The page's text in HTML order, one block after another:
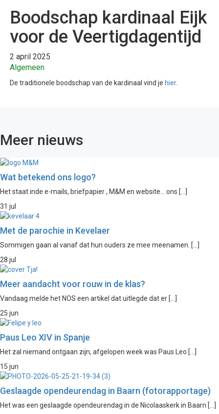
Boodschap kardinaal Eijk
voor de Veertigdagentijd
2 april 2025
Algemeen
De traditionele boodschap van de kardinaal vind je hier.
Meer nieuws
Wat betekend ons logo?
Het staat inde e-mails, briefpapier , M&M en website... ons […]
31 jul
Met de parochie in Kevelaer
Sommigen gaan al vanaf dat hun ouders ze mee meenamen. […]
28 jul
Meer aandacht voor rouw in de klas?
Vandaag melde het NOS een artikel dat uitlegde dat er […]
25 jun
Paus Leo XIV in Spanje
Het zal niemand ontgaan zijn, afgelopen week was Paus Leo […]
15 jun
Geslaagde opendeurendag in Baarn (fotorapportage)
Het was een geslaagde opendeurendag in de Nicolaaskerk in Baarn […]